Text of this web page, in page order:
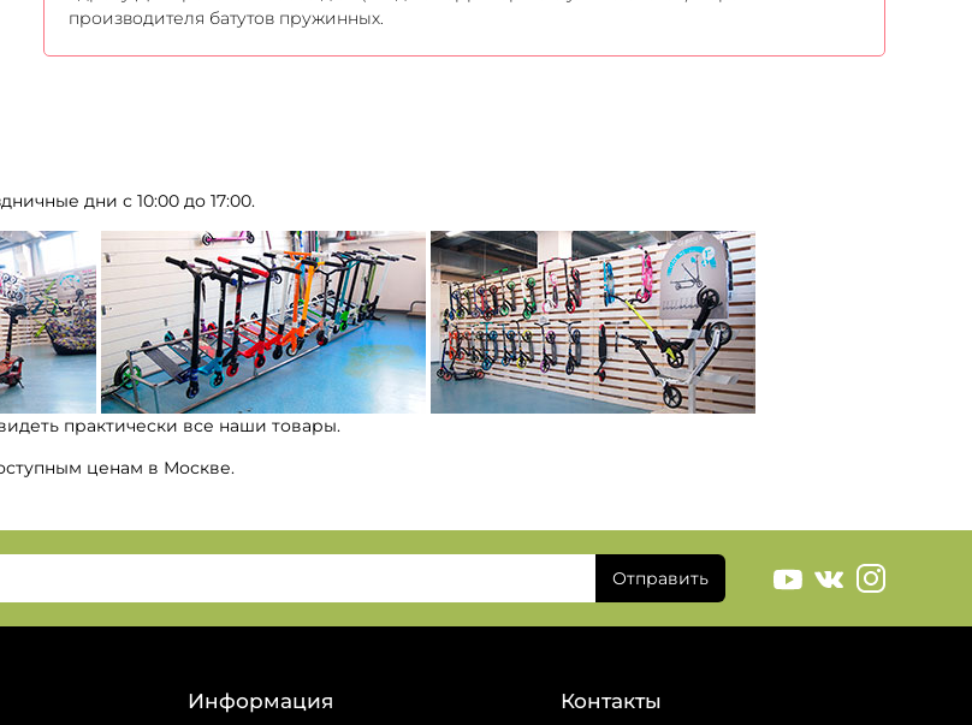
производителя батутов пружинных.
дни с 10:00 до 17:00.
практически все наши товары.
ценам в Москве.
Отправить
Информация Контакты